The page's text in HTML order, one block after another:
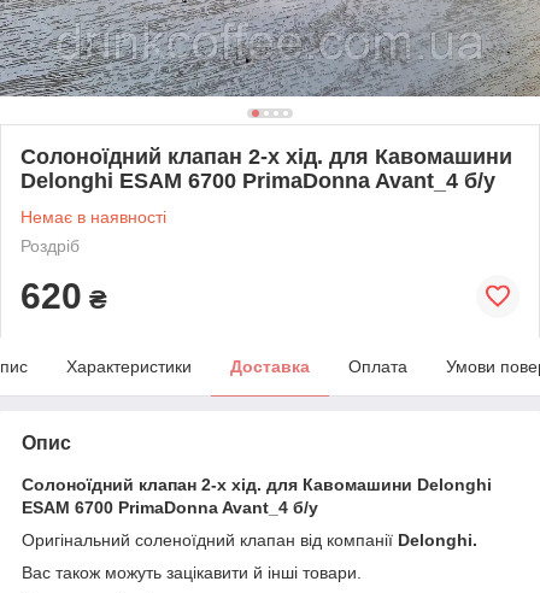
Солоноїдний клапан 2-х хід. для Кавомашини
Delonghi ESAM 6700 PrimaDonna Avant_4 б/у
Немає в наявності
Роздріб
620 ₴
Характеристики Доставка Оплата Умови
Опис
Солоноїдний клапан 2-х хід. для Кавомашини Delonghi
ESAM 6700 PrimaDonna Avant_4 б/у
Оригінальний соленоїдний клапан від компанії Delonghi.
Вас також можуть зацікавити й інші товари.